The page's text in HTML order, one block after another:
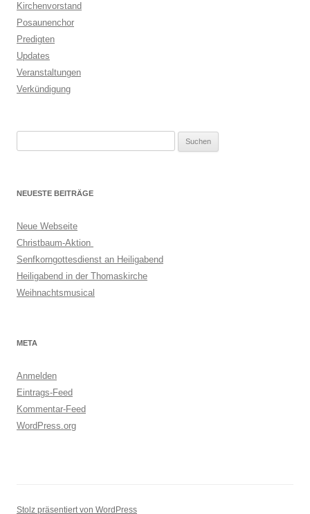
Kirchenvorstand
Posaunenchor
Predigten
Updates
Veranstaltungen
Verkündigung
NEUESTE BEITRÄGE
Neue Webseite
Christbaum-Aktion
Senfkorngottesdienst an Heiligabend
Heiligabend in der Thomaskirche
Weihnachtsmusical
META
Anmelden
Eintrags-Feed
Kommentar-Feed
WordPress.org
Stolz präsentiert von WordPress